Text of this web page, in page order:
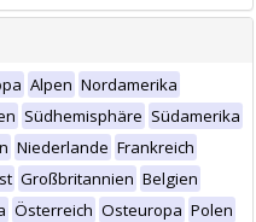
Alpen Nordamerika
Südhemisphäre Südamerika
Niederlande Frankreich
Großbritannien Belgien
Österreich Osteuropa Polen